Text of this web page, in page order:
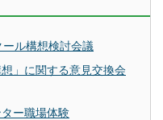
ル構想検討会議
」に関する意見交換会
ー職場体験